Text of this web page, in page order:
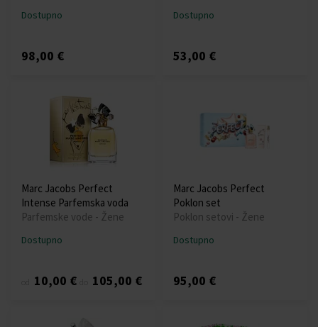
Dostupno
98,00 €
Dostupno
53,00 €
Marc Jacobs Perfect
Intense Parfemska voda
Parfemske vode - Žene
Dostupno
10,00 € 105,00 €
Marc Jacobs Perfect
Poklon set
Poklon setovi - Žene
Dostupno
95,00 €